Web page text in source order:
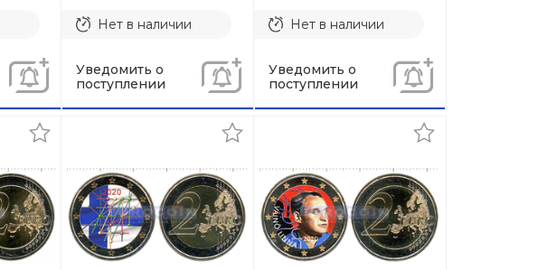
Нет в наличии
Уведомить о
поступлении
Нет в наличии
Уведомить о
поступлении